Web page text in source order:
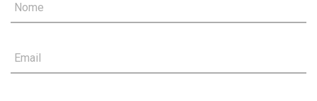
Nome
Email